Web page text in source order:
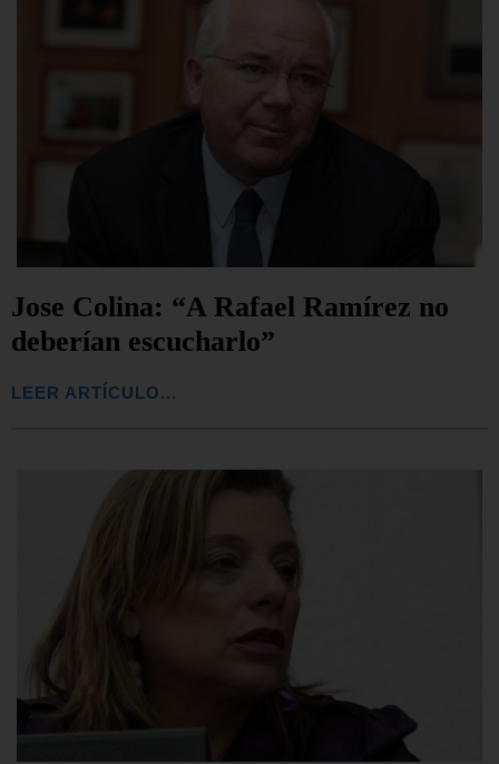
Jose Colina: “A Rafael Ramírez no
deberían escucharlo”
LEER ARTÍCULO...